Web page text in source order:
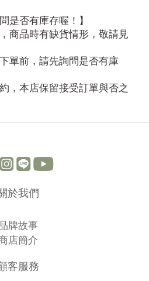
是否有庫存喔！】
商品時有缺貨情形，敬請見
單前，請先詢問是否有庫
，本店保留接受訂單與否之
於我們
牌故事
店簡介
客服務